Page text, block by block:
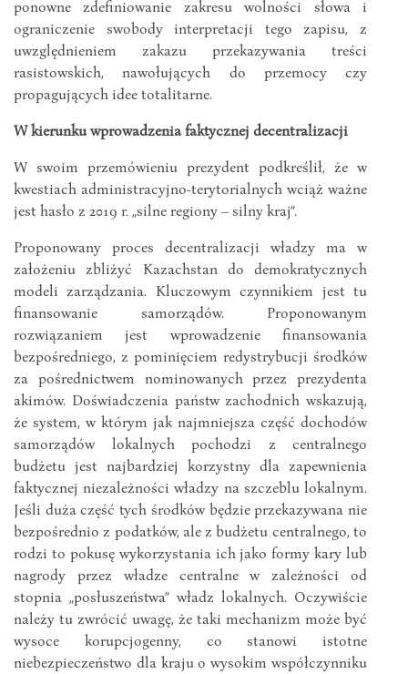
ponowne zdefiniowanie zakresu wolności słowa i
ograniczenie swobody interpretacji tego zapisu, z
uwzględnieniem zakazu przekazywania treści
rasistowskich, nawołujących do przemocy czy
propagujących idee totalitarne.
W kierunku wprowadzenia faktycznej decentralizacji
W swoim przemówieniu prezydent podkreślił, że w
kwestiach administracyjno-terytorialnych wciąż ważne
jest hasło z 2019 r. „silne regiony – silny kraj”.
Proponowany proces decentralizacji władzy ma w
założeniu zbliżyć Kazachstan do demokratycznych
modeli zarządzania. Kluczowym czynnikiem jest tu
finansowanie samorządów. Proponowanym
rozwiązaniem jest wprowadzenie finansowania
bezpośredniego, z pominięciem redystrybucji środków
za pośrednictwem nominowanych przez prezydenta
akimów. Doświadczenia państw zachodnich wskazują,
że system, w którym jak najmniejsza część dochodów
samorządów lokalnych pochodzi z centralnego
budżetu jest najbardziej korzystny dla zapewnienia
faktycznej niezależności władzy na szczeblu lokalnym.
Jeśli duża część tych środków będzie przekazywana nie
bezpośrednio z podatków, ale z budżetu centralnego, to
rodzi to pokusę wykorzystania ich jako formy kary lub
nagrody przez władze centralne w zależności od
stopnia „posłuszeństwa” władz lokalnych. Oczywiście
należy tu zwrócić uwagę, że taki mechanizm może być
wysoce korupcjogenny, co stanowi istotne
niebezpieczeństwo dla kraju o wysokim współczynniku